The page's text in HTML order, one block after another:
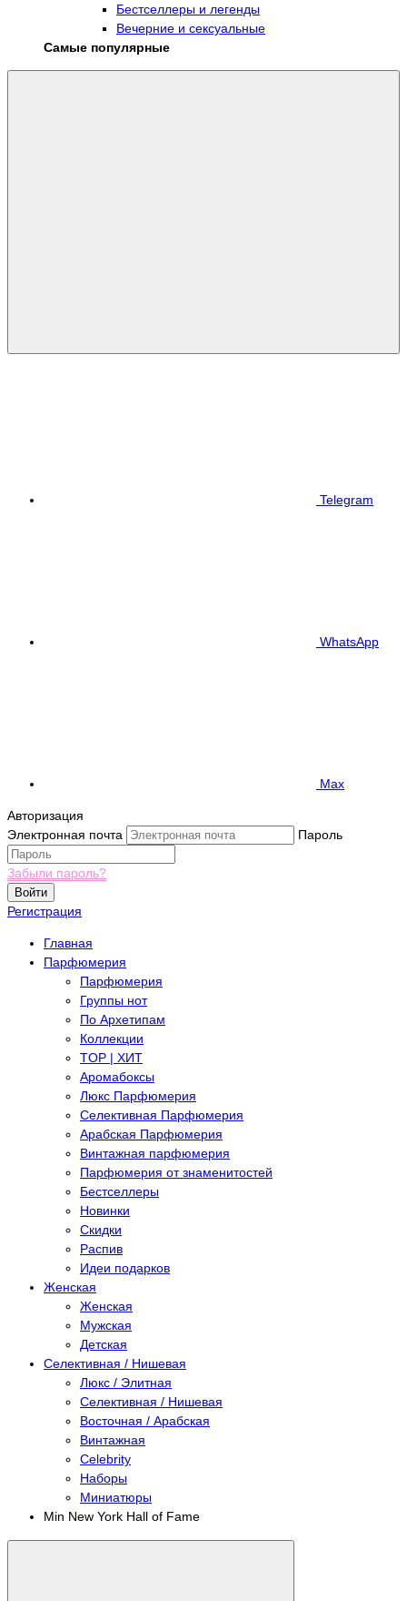
Бестселлеры и легенды
Вечерние и сексуальные
Самые популярные
Telegram
WhatsApp
Max
Авторизация
Электронная почта
Пароль
Забыли пароль?
Войти
Регистрация
Главная
Парфюмерия
Парфюмерия
Группы нот
По Архетипам
Коллекции
TOP | ХИТ
Аромабоксы
Люкс Парфюмерия
Селективная Парфюмерия
Арабская Парфюмерия
Винтажная парфюмерия
Парфюмерия от знаменитостей
Бестселлеры
Новинки
Скидки
Распив
Идеи подарков
Женская
Женская
Мужская
Детская
Селективная / Нишевая
Люкс / Элитная
Селективная / Нишевая
Восточная / Арабская
Винтажная
Celebrity
Наборы
Миниатюры
Min New York Hall of Fame